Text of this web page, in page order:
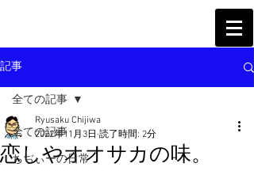
記事
全ての記事
ちぢぃーの日常
全ての記事
恋しやオオサカの味。
Ryusaku Chijiwa
2022年11月3日 読了時間: 2分